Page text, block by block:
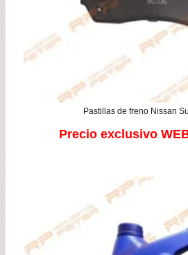
Pastillas de freno Nissan
Precio exclusivo